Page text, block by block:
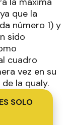
que la
número 1) y
sido
cuadro
vez en su
la qualy.
SOLO